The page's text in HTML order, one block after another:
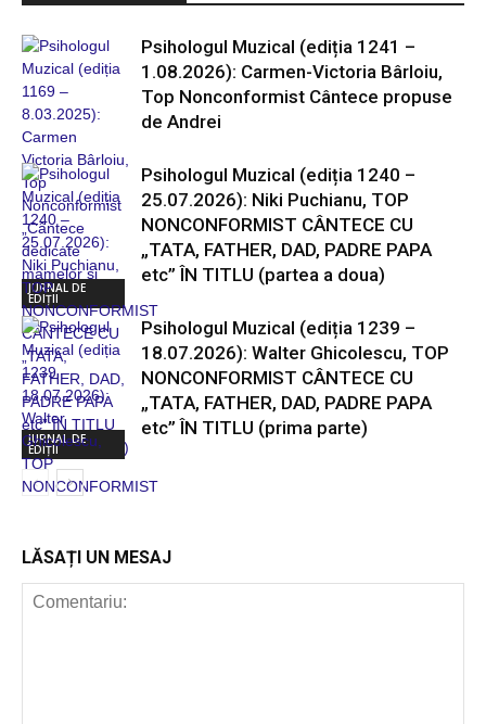
JURNAL DE
EDIȚII
Psihologul Muzical (ediția 1241 –
1.08.2026): Carmen-Victoria Bârloiu,
Top Nonconformist Cântece propuse
de Andrei
JURNAL DE
EDIȚII
Psihologul Muzical (ediția 1240 –
25.07.2026): Niki Puchianu, TOP
NONCONFORMIST CÂNTECE CU
„TATA, FATHER, DAD, PADRE PAPA
etc” ÎN TITLU (partea a doua)
Psihologul Muzical (ediția 1239 –
18.07.2026): Walter Ghicolescu, TOP
NONCONFORMIST CÂNTECE CU
„TATA, FATHER, DAD, PADRE PAPA
etc” ÎN TITLU (prima parte)
LĂSAȚI UN MESAJ